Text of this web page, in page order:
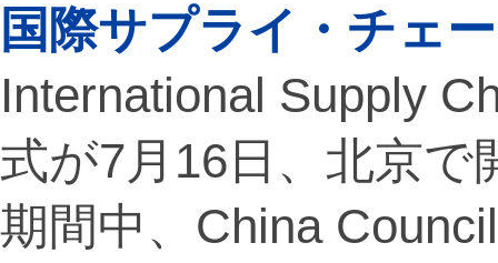
国際サプライ・チェ
International Supply
式が7月16日、北京
期間中、China